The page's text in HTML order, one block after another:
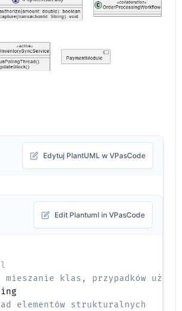
Edytuj PlantUML w VPasCode
Edit Plantuml in VPasCode
mieszanie klas, przypadków
elementów strukturalnych